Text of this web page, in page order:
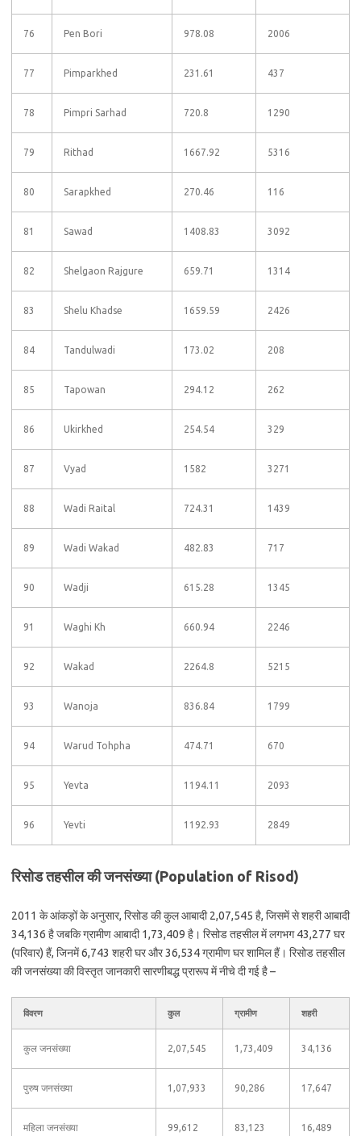
76 Pen Bori 978.08 2006
77 Pimparkhed 231.61 437
78 Pimpri Sarhad 720.8 1290
79 Rithad 1667.92 5316
80 Sarapkhed 270.46 116
81 Sawad 1408.83 3092
82 Shelgaon Rajgure 659.71 1314
83 Shelu Khadse 1659.59 2426
84 Tandulwadi 173.02 208
85 Tapowan 294.12 262
86 Ukirkhed 254.54 329
87 Vyad 1582 3271
88 Wadi Raital 724.31 1439
89 Wadi Wakad 482.83 717
90 Wadji 615.28 1345
91 Waghi Kh 660.94 2246
92 Wakad 2264.8 5215
93 Wanoja 836.84 1799
94 Warud Tohpha 474.71 670
95 Yevta 1194.11 2093
96 Yevti 1192.93 2849
रिसोड तहसील की जनसंख्या (Population of Risod)
2011 के आंकड़ों के अनुसार, रिसोड की कुल आबादी 2,07,545 है, जिसमें से शहरी आबादी
34,136 है जबकि ग्रामीण आबादी 1,73,409 है। रिसोड तहसील में लगभग 43,277 घर
(परिवार) हैं, जिनमें 6,743 शहरी घर और 36,534 ग्रामीण घर शामिल हैं। रिसोड तहसील
की जनसंख्या की विस्तृत जानकारी सारणीबद्ध प्रारूप में नीचे दी गई है –
विवरण कुल ग्रामीण शहरी
कुल जनसंख्या 2,07,545 1,73,409 34,136
पुरुष जनसंख्या 1,07,933 90,286 17,647
महिला जनसंख्या 99,612 83,123 16,489